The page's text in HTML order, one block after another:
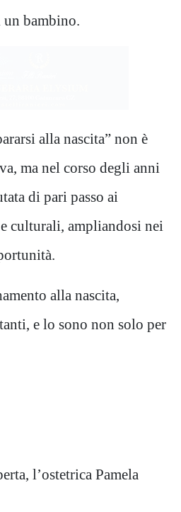
un bambino.
alla nascita” non è
ma nel corso degli anni
di pari passo ai
culturali, ampliandosi nei
alla nascita,
e lo sono non solo per
l’ostetrica Pamela